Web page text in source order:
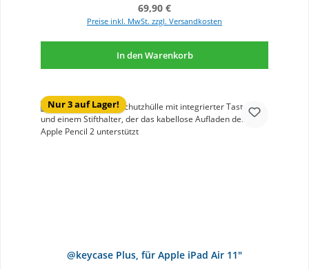
Regulärer Preis:
69,90 €
Preise inkl. MwSt. zzgl. Versandkosten
In den Warenkorb
Nur 3 auf Lager!
@keycase Plus, für Apple iPad Air 11"